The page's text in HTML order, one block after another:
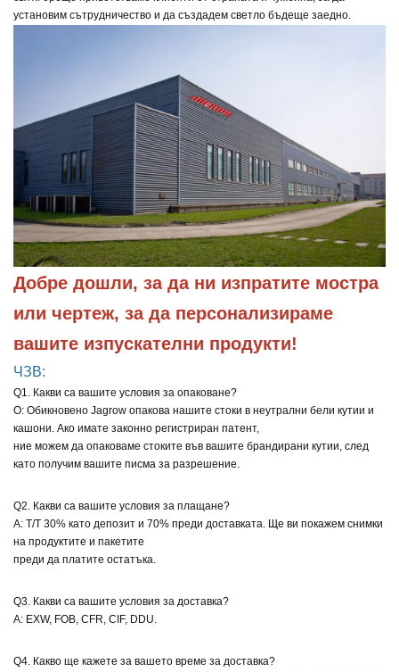
установим сътрудничество и да създадем светло бъдеще заедно.
Добре дошли, за да ни изпратите мостра
или чертеж, за да персонализираме
вашите изпускателни продукти!
ЧЗВ:
Q1. Какви са вашите условия за опаковане?
О: Обикновено Jagrow опакова нашите стоки в неутрални бели кутии и
кашони. Ако имате законно регистриран патент,
ние можем да опаковаме стоките във вашите брандирани кутии, след
като получим вашите писма за разрешение.
Q2. Какви са вашите условия за плащане?
A: T/T 30% като депозит и 70% преди доставката. Ще ви покажем снимки
на продуктите и пакетите
преди да платите остатъка.
Q3. Какви са вашите условия за доставка?
A: EXW, FOB, CFR, CIF, DDU.
Q4. Какво ще кажете за вашето време за доставка?